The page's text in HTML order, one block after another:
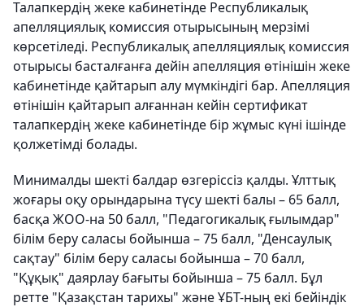
Талапкердің жеке кабинетінде Республикалық
апелляциялық комиссия отырысының мерзімі
көрсетіледі. Республикалық апелляциялық комиссия
отырысы басталғанға дейін апелляция өтінішін жеке
кабинетінде қайтарып алу мүмкіндігі бар. Апелляция
өтінішін қайтарып алғаннан кейін сертификат
талапкердің жеке кабинетінде бір жұмыс күні ішінде
қолжетімді болады.
Минималды шекті балдар өзгеріссіз қалды. Ұлттық
жоғары оқу орындарына түсу шекті балы – 65 балл,
басқа ЖОО-на 50 балл, "Педагогикалық ғылымдар"
білім беру саласы бойынша – 75 балл, "Денсаулық
сақтау" білім беру саласы бойынша – 70 балл,
"Құқық" даярлау бағыты бойынша – 75 балл. Бұл
ретте "Қазақстан тарихы" және ҰБТ-ның екі бейіндік